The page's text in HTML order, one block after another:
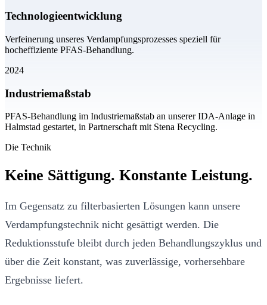
Technologieentwicklung
Verfeinerung unseres Verdampfungsprozesses speziell für
hocheffiziente PFAS-Behandlung.
2024
Industriemaßstab
PFAS-Behandlung im Industriemaßstab an unserer IDA-Anlage in
Halmstad gestartet, in Partnerschaft mit Stena Recycling.
Die Technik
Keine Sättigung. Konstante Leistung.
Im Gegensatz zu filterbasierten Lösungen kann unsere
Verdampfungstechnik nicht gesättigt werden. Die
Reduktionsstufe bleibt durch jeden Behandlungszyklus und
über die Zeit konstant, was zuverlässige, vorhersehbare
Ergebnisse liefert.